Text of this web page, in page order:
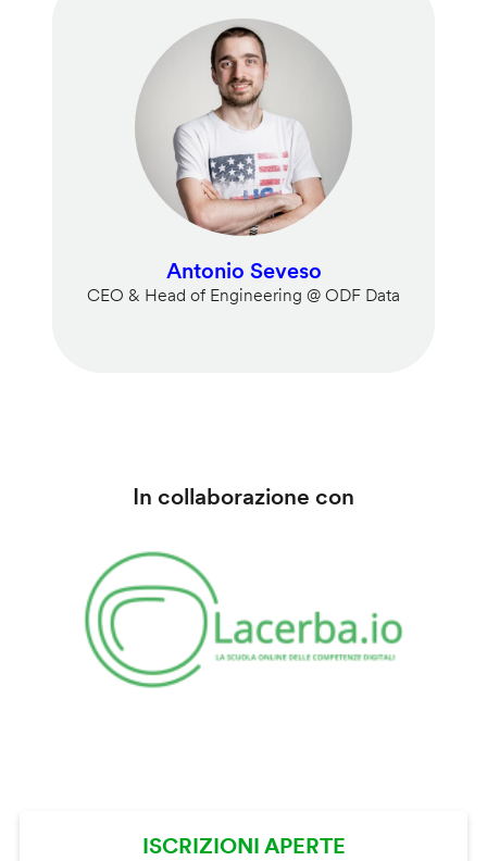
Antonio Seveso
CEO & Head of Engineering @ ODF Data
In collaborazione con
ISCRIZIONI APERTE